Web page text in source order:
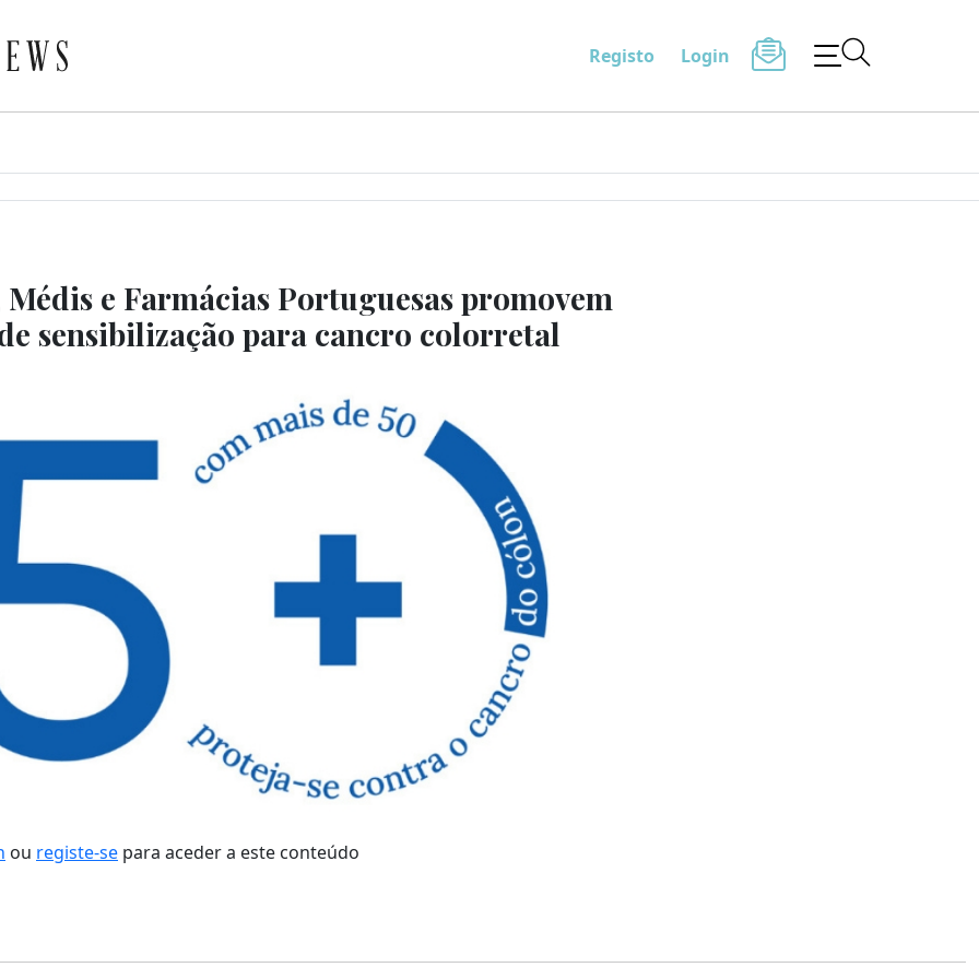
Registo Login
Médis e Farmácias Portuguesas promovem
sensibilização para cancro colorretal
ou registe-se para aceder a este conteúdo